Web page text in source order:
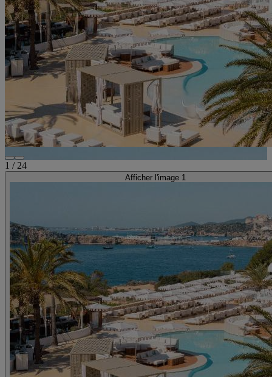
1 / 24
Afficher l'image 1